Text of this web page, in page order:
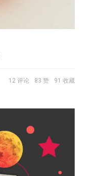
12 评论 83 赞 91 收藏